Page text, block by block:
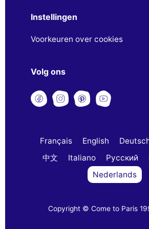
Instellingen
Voorkeuren over cookies
Volg ons
Français English
中文
Italiano Русский
Nederlands
Copyright © Come to Paris